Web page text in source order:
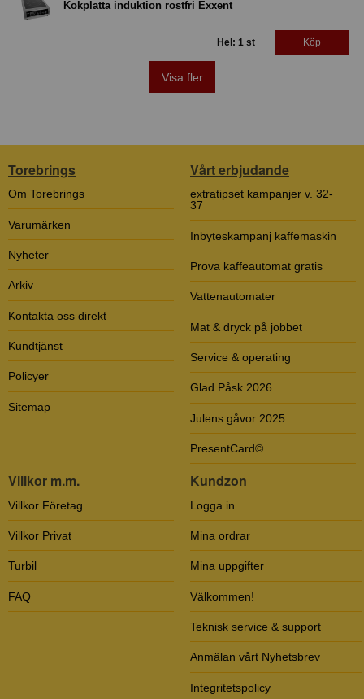
Kokplatta induktion rostfri Exxent
Hel: 1 st Köp
Visa fler
Torebrings
Om Torebrings
Varumärken
Nyheter
Arkiv
Kontakta oss direkt
Kundtjänst
Policyer
Sitemap
Vårt erbjudande
extratipset kampanjer v. 32-
37
Inbyteskampanj kaffemaskin
Prova kaffeautomat gratis
Vattenautomater
Mat & dryck på jobbet
Service & operating
Glad Påsk 2026
Julens gåvor 2025
PresentCard©
Villkor m.m.
Villkor Företag
Villkor Privat
Turbil
FAQ
Kundzon
Logga in
Mina ordrar
Mina uppgifter
Välkommen!
Teknisk service & support
Anmälan vårt Nyhetsbrev
Integritetspolicy